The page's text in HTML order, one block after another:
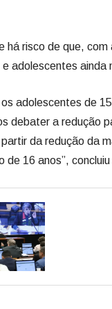
há risco de que,
e adolescentes ainda
adolescentes de
debater a redução
da redução da
de 16 anos”,